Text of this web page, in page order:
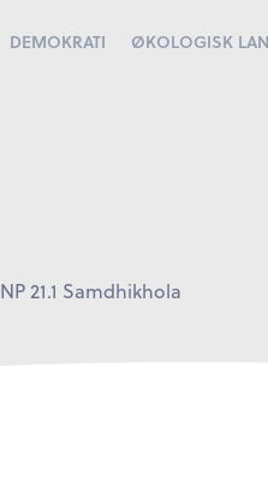
DEMOKRATI ØKOLOGISK
NP 21.1 Samdhikhola